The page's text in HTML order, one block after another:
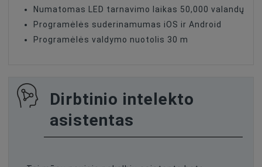
Numatomas LED tarnavimo laikas 50,000 valandų
Programėlės suderinamumas iOS ir Android
Programėlės valdymo nuotolis 30 m
Dirbtinio intelekto
asistentas